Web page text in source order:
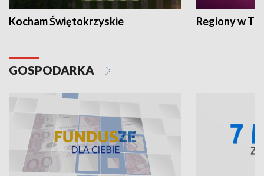
Kocham Świętokrzyskie Regiony w
GOSPODARKA